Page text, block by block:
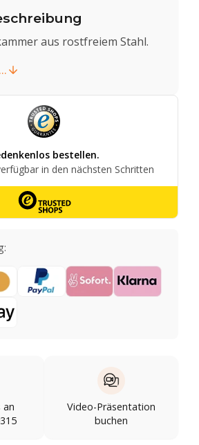
aus rostfreiem Stahl.
an
Video-Präsentation
buchen